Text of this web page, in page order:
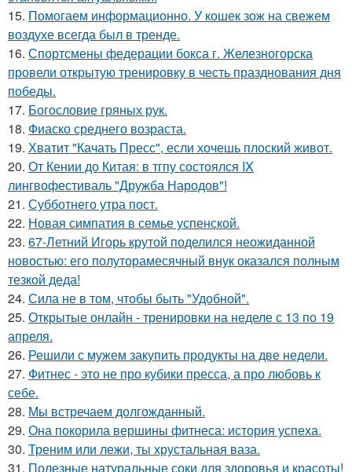
15. Помогаем информационно. У кошек зож на свежем
воздухе всегда был в тренде.
16. Спортсмены федерации бокса г. Железногорска
провели открытую тренировку в честь празднования дня
победы.
17. Богословие гряных рук.
18. Фиаско среднего возраста.
19. Хватит "Качать Пресс", если хочешь плоский живот.
20. От Кении до Китая: в тгпу состоялся IX
лингвофестиваль "Дружба Народов"!
21. Субботнего утра пост.
22. Новая симпатия в семье успенской.
23. 67-Летний Игорь крутой поделился неожиданной
новостью: его полуторамесячный внук оказался полным
тезкой деда!
24. Сила не в том, чтобы быть "Удобной".
25. Открытые онлайн - тренировки на неделе с 13 по 19
апреля.
26. Решили с мужем закупить продукты на две недели.
27. Фитнес - это не про кубики пресса, а про любовь к
себе.
28. Мы встречаем долгожданный.
29. Она покорила вершины фитнеса: история успеха.
30. Треним или лежи, ты хрустальная ваза.
31. Полезные натуральные соки для здоровья и красоты!